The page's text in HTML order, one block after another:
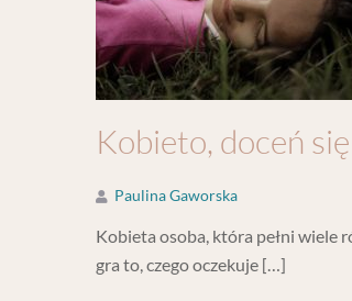
Kobieto, doceń
Paulina Gaworska
Kobieta osoba, która pełni wiele
gra to, czego oczekuje […]